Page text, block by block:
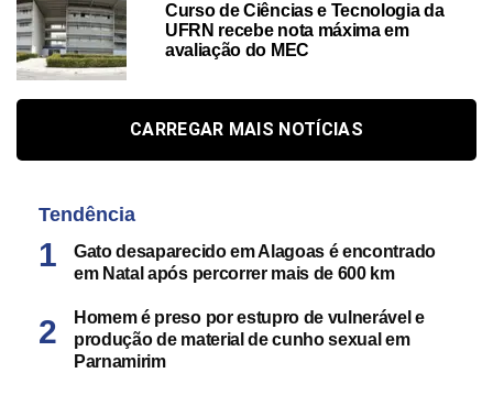
Curso de Ciências e Tecnologia da
UFRN recebe nota máxima em
avaliação do MEC
CARREGAR MAIS NOTÍCIAS
Tendência
Gato desaparecido em Alagoas é encontrado
em Natal após percorrer mais de 600 km
Homem é preso por estupro de vulnerável e
produção de material de cunho sexual em
Parnamirim